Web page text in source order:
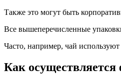
Также это могут быть
Все вышеперечисленные
Часто, например, чай
Как осуществляется